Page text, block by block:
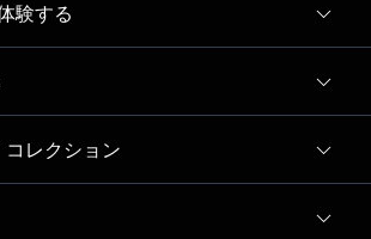
験する
定モデル
レクション